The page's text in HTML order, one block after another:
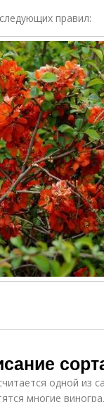
правил:
одной из
многие